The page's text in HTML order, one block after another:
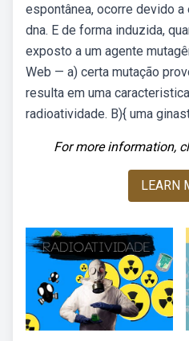
espontânea, ocorre devido
dna. E de forma induzida,
exposto a um agente
Web — a) certa mutação
resulta em uma
radioatividade. B){ uma
For more information,
LEARN